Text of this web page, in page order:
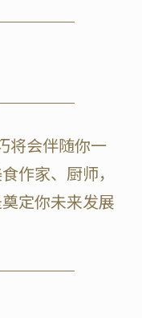
将会伴随你一
作家、厨师，
定你未来发展